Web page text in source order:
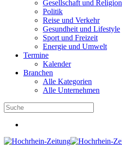
Gesellschaft und Religion
Politik
Reise und Verkehr
Gesundheit und Lifestyle
Sport und Freizeit
Energie und Umwelt
Termine
Kalender
Branchen
Alle Kategorien
Alle Unternehmen